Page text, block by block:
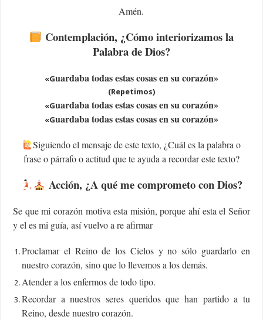
Amén.
Contemplación, ¿Cómo interiorizamos la
Palabra de Dios?
«Guardaba todas estas cosas en su corazón»
(Repetimos)
«Guardaba todas estas cosas en su corazón»
«Guardaba todas estas cosas en su corazón»
Siguiendo el mensaje de este texto, ¿Cuál es la palabra o
frase o párrafo o actitud que te ayuda a recordar este texto?
Acción, ¿A qué me comprometo con Dios?
Se que mi corazón motiva esta misión, porque ahí esta el Señor
y el es mi guía, así vuelvo a re afirmar
Proclamar el Reino de los Cielos y no sólo guardarlo en
nuestro corazón, sino que lo llevemos a los demás.
Atender a los enfermos de todo tipo.
Recordar a nuestros seres queridos que han partido a tu
Reino, desde nuestro corazón.